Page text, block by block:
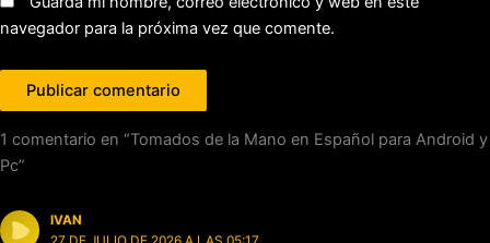
navegador para la próxima vez que comente.
1 comentario en “Tomados de la Mano en Español para Android y
Pc”
IVAN